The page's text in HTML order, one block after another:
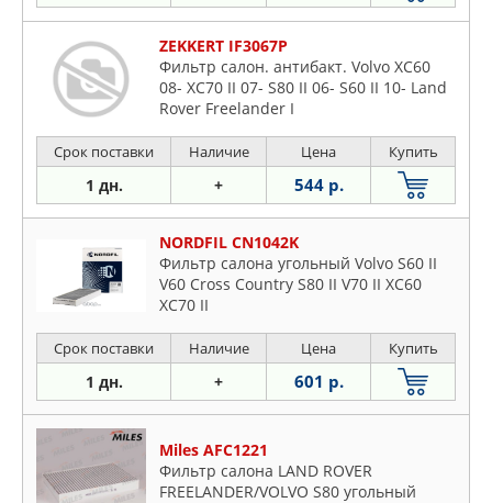
ZEKKERT IF3067P
Фильтр салон. антибакт. Volvo XC60
08- XC70 II 07- S80 II 06- S60 II 10- Land
Rover Freelander I
Срок поставки Наличие Цена Купить
1 дн. + 544 р.
NORDFIL CN1042K
Фильтр салона угольный Volvo S60 II
V60 Cross Country S80 II V70 II XC60
XC70 II
Срок поставки Наличие Цена Купить
1 дн. + 601 р.
Miles AFC1221
Фильтр салона LAND ROVER
FREELANDER/VOLVO S80 угольный